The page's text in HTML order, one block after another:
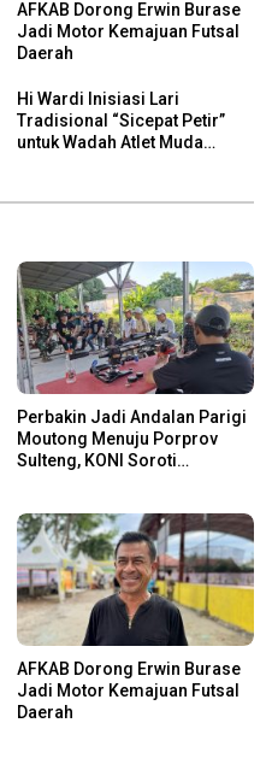
AFKAB Dorong Erwin Burase
Jadi Motor Kemajuan Futsal
Daerah
Hi Wardi Inisiasi Lari
Tradisional “Sicepat Petir”
untuk Wadah Atlet Muda
Perbakin Jadi Andalan Parigi
Moutong Menuju Porprov
Sulteng, KONI Soroti
AFKAB Dorong Erwin Burase
Jadi Motor Kemajuan Futsal
Daerah